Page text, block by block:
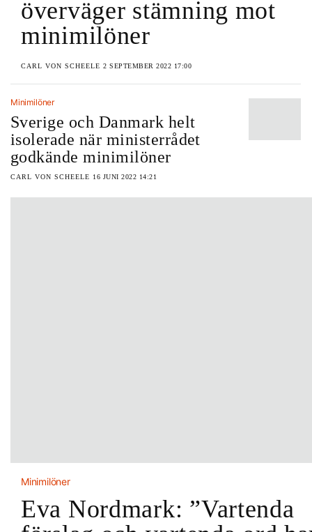
överväger stämning mot
minimilöner
CARL VON SCHEELE 2 SEPTEMBER 2022 17:00
Minimilöner
Sverige och Danmark helt
isolerade när ministerrådet
godkände minimilöner
CARL VON SCHEELE 16 JUNI 2022 14:21
Minimilöner
Eva Nordmark: ”Vartenda